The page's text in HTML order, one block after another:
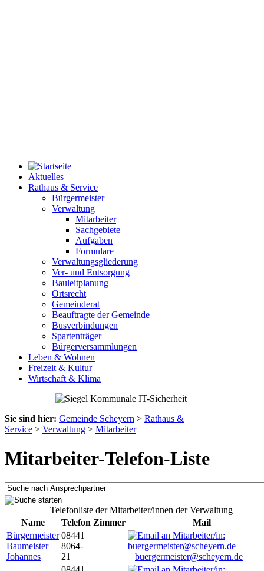
Aktuelles
Rathaus & Service
Bürgermeister
Verwaltung
Mitarbeiter
Sachgebiete
Aufgaben
Formulare
Verwaltungsgliederung
Ver- und Entsorgung
Bauleitplanung
Ortsrecht
Gemeinderat
Beauftragte der Gemeinde
Busverbindungen
Spartenträger
Bürgerversammlungen
Leben & Wohnen
Freizeit & Kultur
Wirtschaft & Klima
Sie sind hier: Gemeinde Scheyern > Rathaus &
Service > Verwaltung > Mitarbeiter
Mitarbeiter-Telefon-Liste
Telefonliste der Mitarbeiter/innen der Verwaltung
Name
Telefon Zimmer
Mail
Bürgermeister
Baumeister
Johannes
08441
8064-
21
buergermeister@scheyern.de